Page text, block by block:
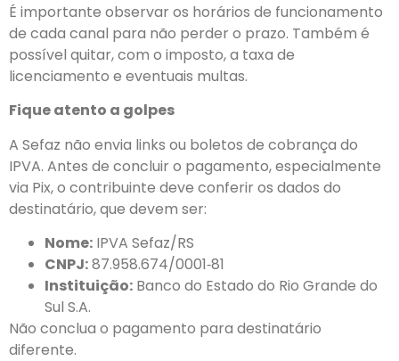
É importante observar os horários de funcionamento
de cada canal para não perder o prazo. Também é
possível quitar, com o imposto, a taxa de
licenciamento e eventuais multas.
Fique atento a golpes
A Sefaz não envia links ou boletos de cobrança do
IPVA. Antes de concluir o pagamento, especialmente
via Pix, o contribuinte deve conferir os dados do
destinatário, que devem ser:
Nome: IPVA Sefaz/RS
CNPJ:87.958.674/0001‑81
Instituição: Banco do Estado do Rio Grande do
Sul S.A.
Não conclua o pagamento para destinatário
diferente.